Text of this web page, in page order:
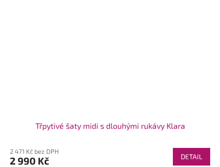
Třpytivé šaty midi s dlouhými rukávy Klara
2 471 Kč bez DPH
2 990 Kč DETAIL